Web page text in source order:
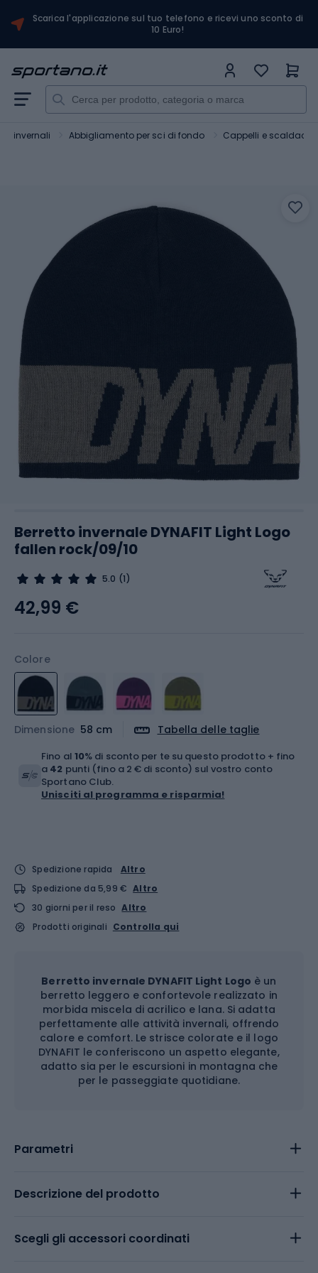
Scarica l'applicazione sul tuo telefono e ricevi uno sconto di
10 Euro!
invernali Abbigliamento per sci di fondo Cappelli e
Berretto invernale DYNAFIT Light Logo
fallen rock/09/10
5.0 (1)
Colore
Dimensione 58 cm Tabella delle taglie
42,99 €
Fino al 10% di sconto per te su questo prodotto + fino
a 42 punti (fino a 2 € di sconto) sul vostro conto
Sportano Club.
Unisciti al programma e risparmia!
Spedizione rapida
Altro
Spedizione da 5,99 € Altro
30 giorni per il reso Altro
Prodotti originali Controlla qui
Berretto invernale DYNAFIT Light Logo è un
berretto leggero e confortevole realizzato in
morbida miscela di acrilico e lana. Si adatta
perfettamente alle attività invernali, offrendo
calore e comfort. Le strisce colorate e il logo
DYNAFIT le conferiscono un aspetto elegante,
adatto sia per le escursioni in montagna che
per le passeggiate quotidiane.
Parametri
Descrizione del prodotto
Scegli gli accessori coordinati